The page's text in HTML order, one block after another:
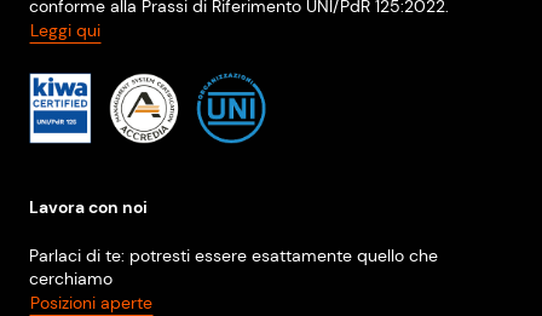
conforme alla Prassi di Riferimento UNI/PdR 125:2022.
Leggi qui
Lavora con noi
Parlaci di te: potresti essere esattamente quello che
cerchiamo
Posizioni aperte